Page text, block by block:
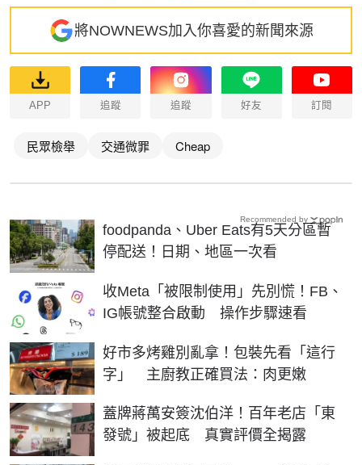
將NOWNEWS加入你喜愛的新聞來源
APP 追蹤 追蹤 好友 訂閱
民眾檢舉 交通微罪 Cheap
foodpanda、Uber Eats有5天分區暫
停配送！日期、地區一次看
收Meta「被限制使用」先別慌！FB、
IG帳號整合啟動 操作步驟速看
好市多烤雞別亂拿！包裝先看「這行
字」 主廚教正確買法：肉更嫩
蓋牌蔣萬安簽沈伯洋！百年老店「東
發號」被起底 真實評價全揭露
Recommended by